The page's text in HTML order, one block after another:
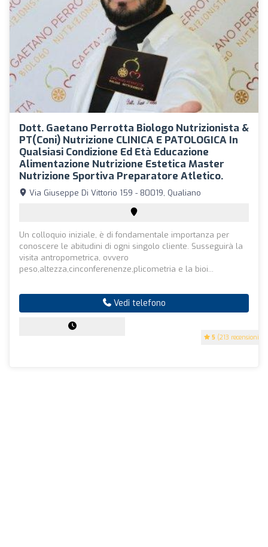
Dott. Gaetano Perrotta Biologo Nutrizionista &
PT(coni) Nutrizione CLINICA E PATOLOGICA In
Qualsiasi Condizione Ed Età Educazione
Alimentazione Nutrizione Estetica Master
Nutrizione Sportiva Preparatore Atletico.
5 (213 recensioni)
Via Giuseppe Di Vittorio 159 - 80019, Qualiano
Un colloquio iniziale, è di fondamentale importanza per
conoscere le abitudini di ogni singolo cliente. Susseguirà la
visita antropometrica, ovvero
peso,altezza,cinconferenenze,plicometria e la bioi...
Vedi telefono